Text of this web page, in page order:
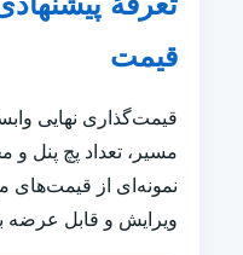
قیمت
قیمت‌گذاری نهایی
مسیر، تعداد پچ پنل
نمونه‌ای از قیمت‌های
ویرایش و قابل عرضه